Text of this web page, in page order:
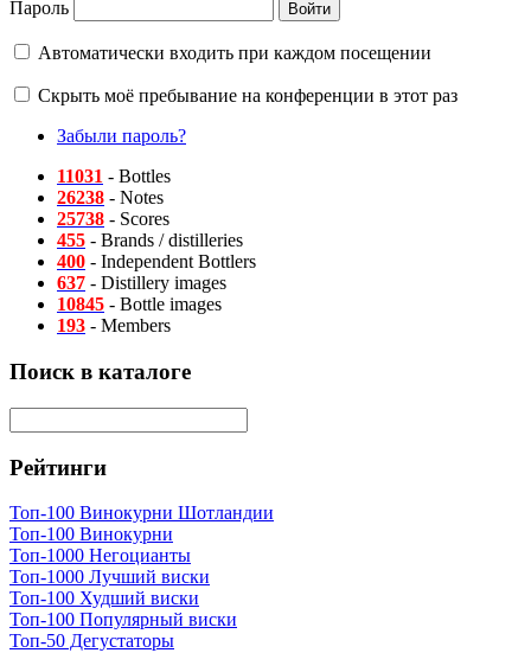
Пароль
Автоматически входить при каждом посещении
Скрыть моё пребывание на конференции в этот раз
Забыли пароль?
11031 - Bottles
26238 - Notes
25738 - Scores
455 - Brands / distilleries
400 - Independent Bottlers
637 - Distillery images
10845 - Bottle images
193 - Members
Поиск в каталоге
Рейтинги
Топ-100 Винокурни Шотландии
Топ-100 Винокурни
Топ-1000 Негоцианты
Топ-1000 Лучший виски
Топ-100 Худший виски
Топ-100 Популярный виски
Топ-50 Дегустаторы